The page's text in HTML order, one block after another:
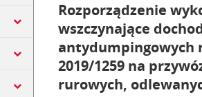
Rozporządzenie
wszczynające
antydumpingowych
2019/1259 na
rurowych,